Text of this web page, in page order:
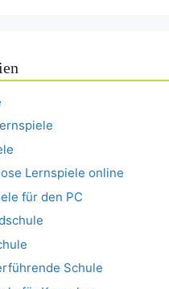
Lernspiele online
für den PC
Schule